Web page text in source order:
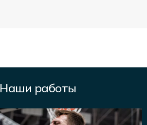
Наши работы